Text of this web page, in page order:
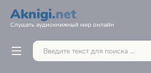
Aknigi.net
Слушать аудиокнижный мир онлайн